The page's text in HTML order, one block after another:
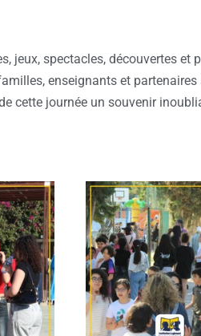
jeux, spectacles, découvertes et
enseignants et
cette journée un souvenir